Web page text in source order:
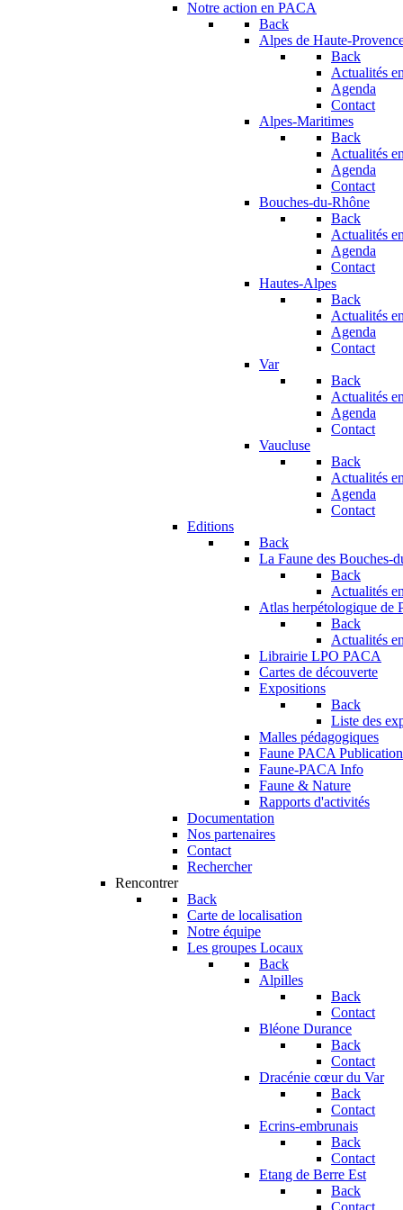
Notre action en PACA
Back
Alpes de Haute-
Back
Actualités
Agenda
Contact
Alpes-Maritimes
Back
Actualités
Agenda
Contact
Bouches-du-Rhône
Back
Actualités
Agenda
Contact
Hautes-Alpes
Back
Actualités
Agenda
Contact
Var
Back
Actualités
Agenda
Contact
Vaucluse
Back
Actualités
Agenda
Contact
Editions
Back
La Faune des Bouches-
Back
Actualités
Atlas herpétologique de
Back
Actualités
Librairie LPO PACA
Cartes de découverte
Expositions
Back
Liste des
Malles pédagogiques
Faune PACA Publication
Faune-PACA Info
Faune & Nature
Rapports d'activités
Documentation
Nos partenaires
Contact
Rechercher
Rencontrer
Back
Carte de localisation
Notre équipe
Les groupes Locaux
Back
Alpilles
Back
Contact
Bléone Durance
Back
Contact
Dracénie cœur du Var
Back
Contact
Ecrins-embrunais
Back
Contact
Etang de Berre Est
Back
Contact